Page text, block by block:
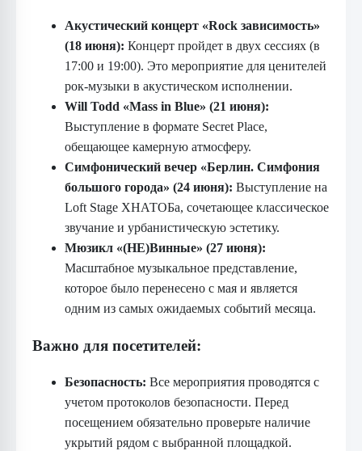
Акустический концерт «Rock зависимость»
(18 июня): Концерт пройдет в двух сессиях (в
17:00 и 19:00). Это мероприятие для ценителей
рок-музыки в акустическом исполнении.
Will Todd «Mass in Blue» (21 июня):
Выступление в формате Secret Place,
обещающее камерную атмосферу.
Симфонический вечер «Берлин. Симфония
большого города» (24 июня): Выступление на
Loft Stage ХНАТОБа, сочетающее классическое
звучание и урбанистическую эстетику.
Мюзикл «(НЕ)Винные» (27 июня):
Масштабное музыкальное представление,
которое было перенесено с мая и является
одним из самых ожидаемых событий месяца.
Важно для посетителей:
Безопасность: Все мероприятия проводятся с
учетом протоколов безопасности. Перед
посещением обязательно проверьте наличие
укрытий рядом с выбранной площадкой.